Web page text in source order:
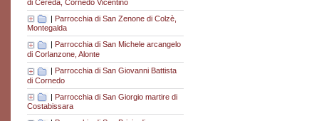
di Cereda, Cornedo Vicentino
| Parrocchia di San Zenone di Colzè,
Montegalda
Parrocchia di San Michele arcangelo
di Corlanzone, Alonte
| Parrocchia di San Giovanni Battista
di Cornedo
| Parrocchia di San Giorgio martire di
Costabissara